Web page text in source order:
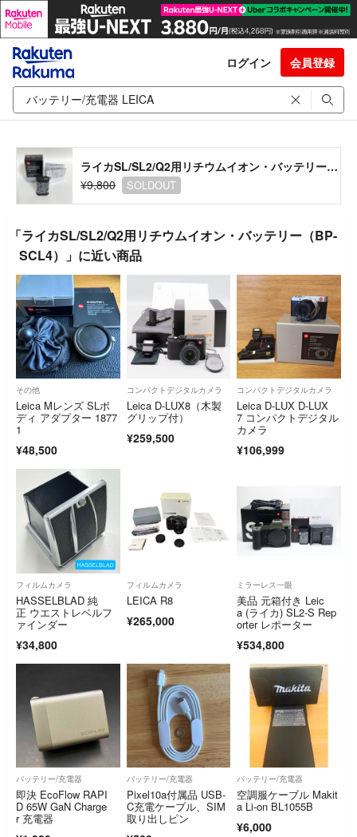
ログイン 会員登録
ライカSL/SL2/Q2用リチウムイオン・バッテリー（BP-SCL4）
¥9,800
SOLDOUT
「ライカSL/SL2/Q2用リチウムイオン・バッテリー（BP-
SCL4）」に近い商品
その他
Leica Mレンズ SLボ
ディ アダプター 1877
1
¥48,500
コンパクトデジタルカメラ
Leica D-LUX8（木製
グリップ付）
¥259,500
コンパクトデジタルカメラ
Leica D-LUX D-LUX
7 コンパクトデジタル
カメラ
¥106,999
フィルムカメラ
HASSELBLAD 純
正 ウエストレベルフ
ァインダー
¥34,800
フィルムカメラ
LEICA R8
¥265,000
ミラーレス一眼
美品 元箱付き Leic
a (ライカ) SL2-S Rep
orter レポーター
¥534,800
バッテリー/充電器
即決 EcoFlow RAPI
D 65W GaN Charge
r 充電器
バッテリー/充電器
Pixel10a付属品 USB-
C充電ケーブル、SIM
取り出しピン
バッテリー/充電器
空調服ケーブル Makit
a Li-on BL1055B
¥6,000